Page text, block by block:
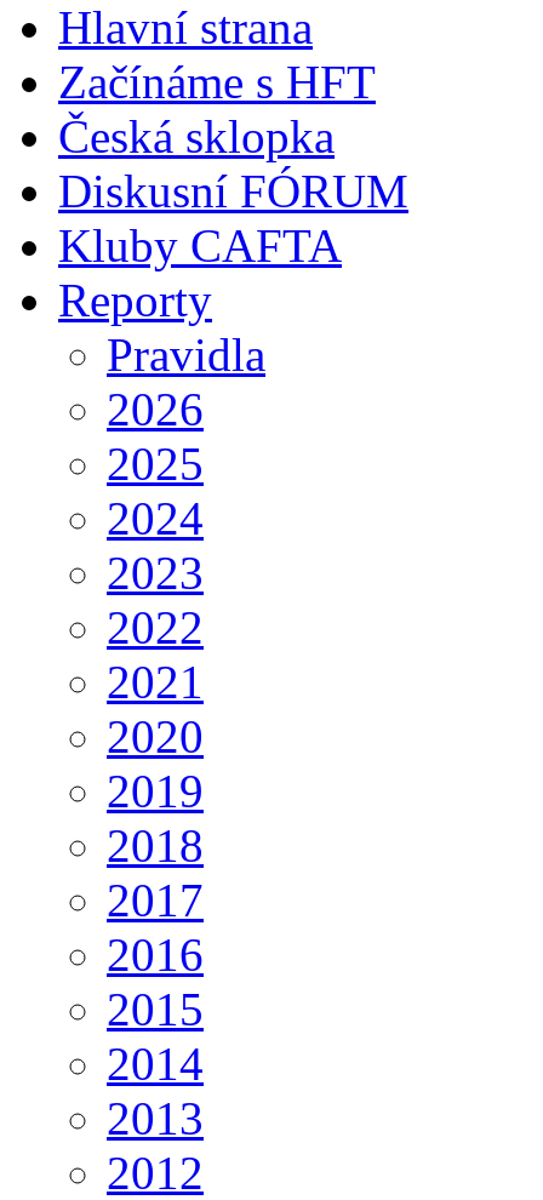
Hlavní strana
Začínáme s HFT
Česká sklopka
Diskusní FÓRUM
Kluby CAFTA
Reporty
Pravidla
2026
2025
2024
2023
2022
2021
2020
2019
2018
2017
2016
2015
2014
2013
2012